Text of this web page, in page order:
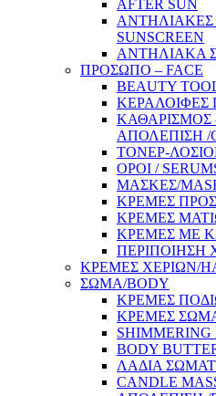
AFTER SUN
ΑΝΤΗΛΙΑΚΕΣ
SUNSCREEN
ΑΝΤΗΛΙΑΚΑ
ΠΡΟΣΩΠΟ – FACE
BEAUTY
ΚΕΡΑΛΟΙΦΕΣ
ΚΑΘΑΡΙΣΜΟΣ
ΑΠΟΛΕΠΙΣΗ /
ΤΟΝΕΡ-
ΟΡΟΙ /
ΜΑΣΚΕΣ/
ΚΡΕΜΕΣ
ΚΡΕΜΕΣ
ΚΡΕΜΕΣ ΜΕ
ΠΕΡΙΠΟΙΗΣΗ
ΚΡΕΜΕΣ ΧΕΡΙΩΝ/
ΣΩΜΑ/BODY
ΚΡΕΜΕΣ
ΚΡΕΜΕΣ
SHIMMERING
BODY
ΛΑΔΙΑ
CANDLE